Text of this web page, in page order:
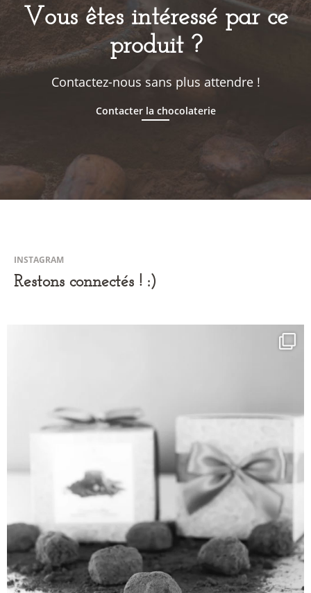
Vous êtes intéressé par ce
produit ?
Contactez-nous sans plus attendre !
Contacter la chocolaterie
INSTAGRAM
Restons connectés ! :)